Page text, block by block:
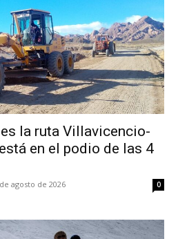
la ruta Villavicencio-
en el podio de las 4
agosto de 2026 0